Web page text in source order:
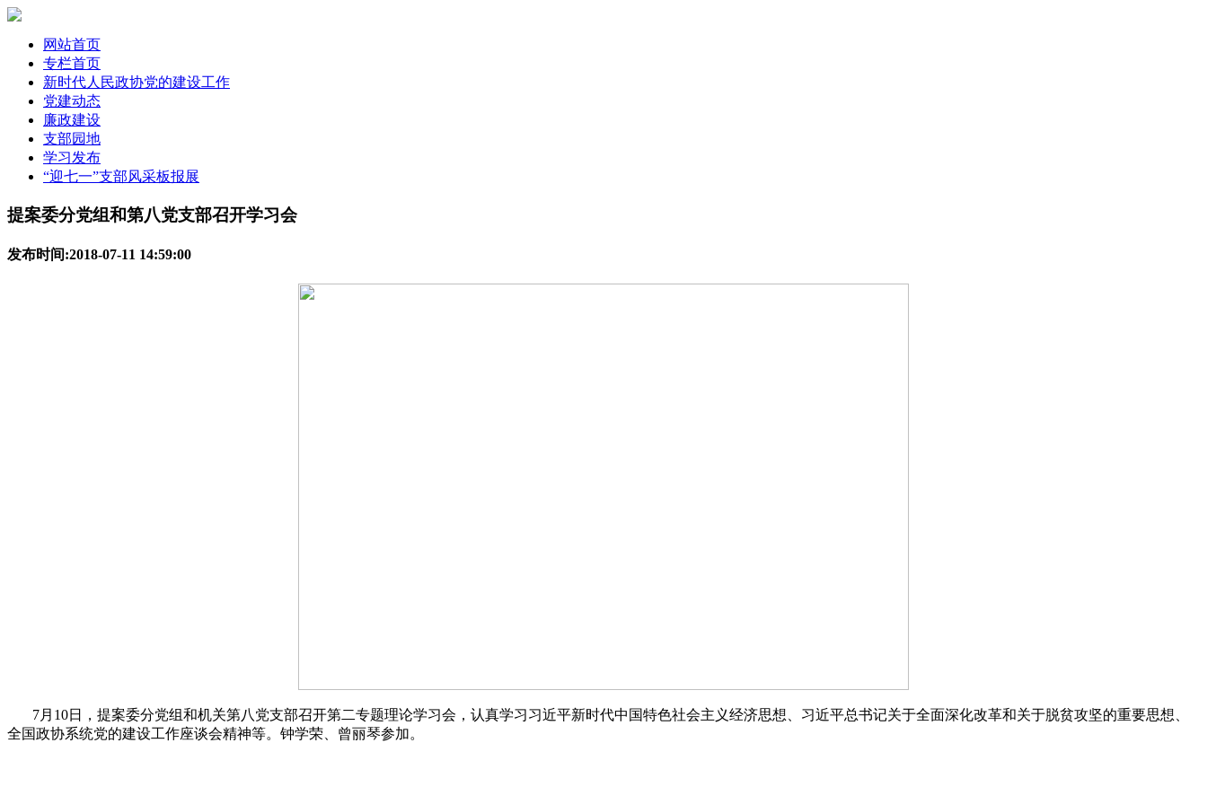
网站首页
专栏首页
新时代人民政协党的建设工作
党建动态
廉政建设
支部园地
学习发布
“迎七一”支部风采板报展
提案委分党组和第八党支部召开学习会
发布时间:2018-07-11 14:59:00
7月10日，提案委分党组和机关第八党支部召开第二专题理论学习会，认真学习习近平新时代中国特色社会主义经济思想、习近平总书记关于全面深化改革和关于脱贫攻坚的重要思想、
全国政协系统党的建设工作座谈会精神等。钟学荣、曾丽琴参加。